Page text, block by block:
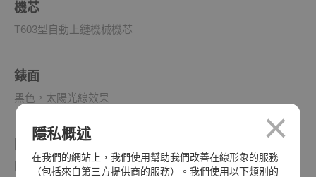
機芯
T603型自動上鏈機械機芯
錶面
黑色，太陽光線效果
防水深度
防水深達100米（330呎）
隱私概述
在我們的網站上，我們使用幫助我們改善在線形象的服務
（包括來自第三方提供商的服務）。我們使用以下類別的